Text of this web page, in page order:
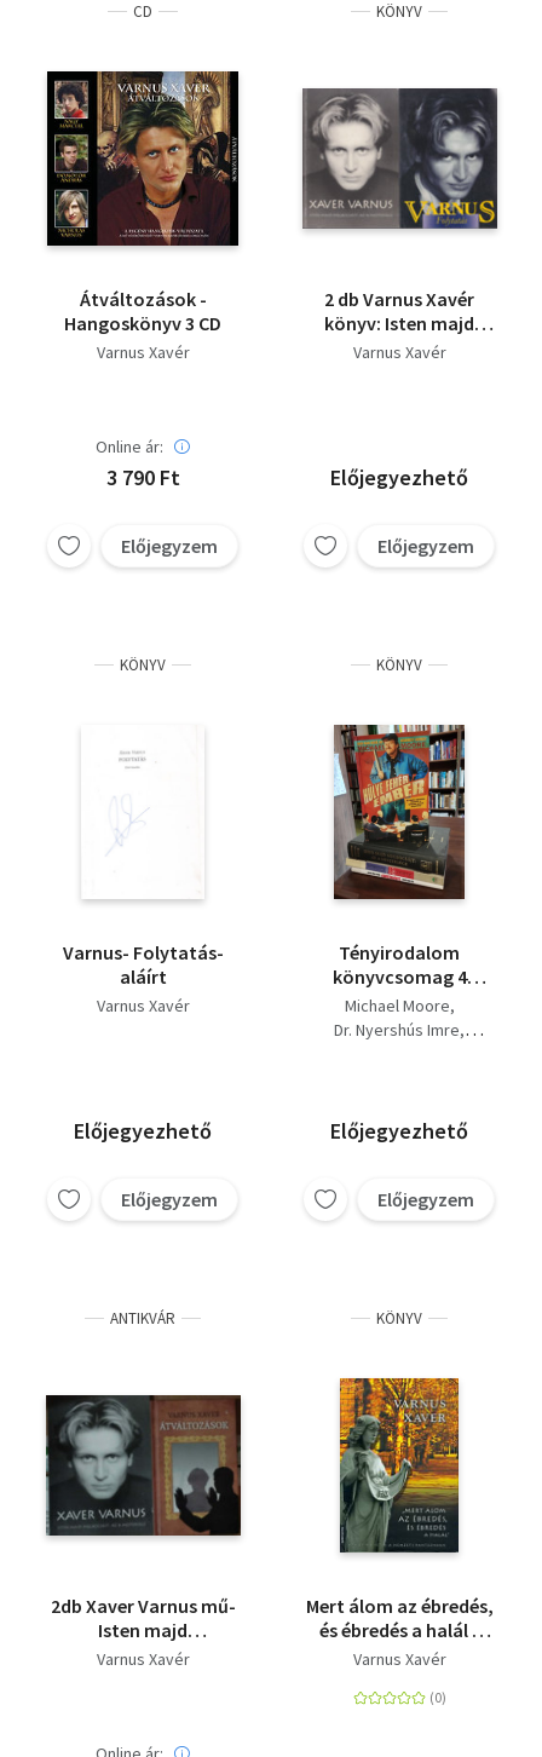
CD
Átváltozások -
Hangoskönyv 3 CD
Varnus Xavér
Online ár:
3 790 Ft
Előjegyzem
KÖNYV
2 db Varnus Xavér
könyv: Isten majd
megbocsájt: Az a
Varnus Xavér
Előjegyezhető
Előjegyzem
KÖNYV
Varnus- Folytatás-
aláírt
Varnus Xavér
Előjegyezhető
Előjegyzem
KÖNYV
Tényirodalom
könyvcsomag 4
darabos KÖNYVMENTŐ
AJÁNLAT: Hülye fehér
szorításában, Isten
majd megbocsájt: az a
Michael Moore
Dr. Nyershús Imre
Előjegyezhető
Előjegyzem
ANTIKVÁR
2db Xaver Varnus mű-
Isten majd
megbocsátj: az a
Varnus Xavér
KÖNYV
Mert álom az ébredés,
és ébredés a halál -
Apa és fia sétái a
Varnus Xavér